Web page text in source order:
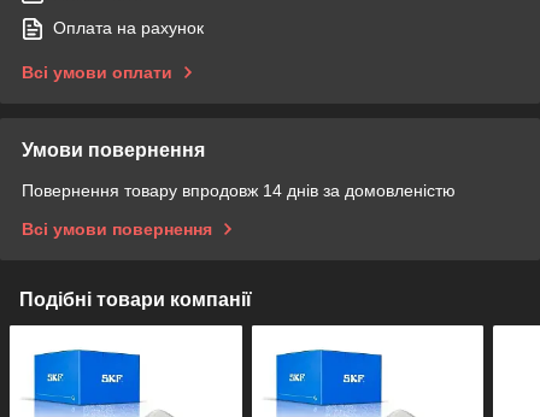
Оплата на рахунок
Всі умови оплати
Умови повернення
Повернення товару впродовж 14 днів за домовленістю
Всі умови повернення
Подібні товари компанії